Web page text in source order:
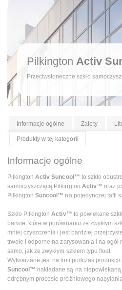
PilkingtonActiv
Przeciwsłoneczne szkło
Informacje ogólne Zalety
Produkty w tej kategorii
Informacje ogólne
Pilkington Activ Suncool™ to szkło
samoczyszczącą Pilkington Activ™ oraz
PilkingtonSuncool™ na pojedynczej tafli
Szkło Pilkington Activ™ to powlekane
barwie, które w porównaniu ze zwykłym
mniej czyszczenia i jest bardziej
trwałe i odporne na zarysowania i na
samo, jak ze zwykłym szkłem typu float.
Wytwarzane jest na linii podczas produkcji
Suncool™ nakładane są na
odrębnym procesie próżniowego